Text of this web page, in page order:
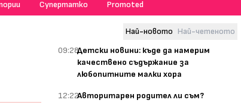
Супертатко Promoted
Най-новото Най-четеното
09:28Детски новини: къде да намерим
качествено съдържание за
любопитните малки хора
12:22Авторитарен родител ли съм?